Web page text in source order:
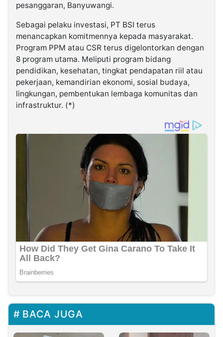
pesanggaran, Banyuwangi.
Sebagai pelaku investasi, PT BSI terus
menancapkan komitmennya kepada masyarakat.
Program PPM atau CSR terus digelontorkan dengan
8 program utama. Meliputi program bidang
pendidikan, kesehatan, tingkat pendapatan riil atau
pekerjaan, kemandirian ekonomi, sosial budaya,
lingkungan, pembentukan lembaga komunitas dan
infrastruktur. (*)
BACA JUGA